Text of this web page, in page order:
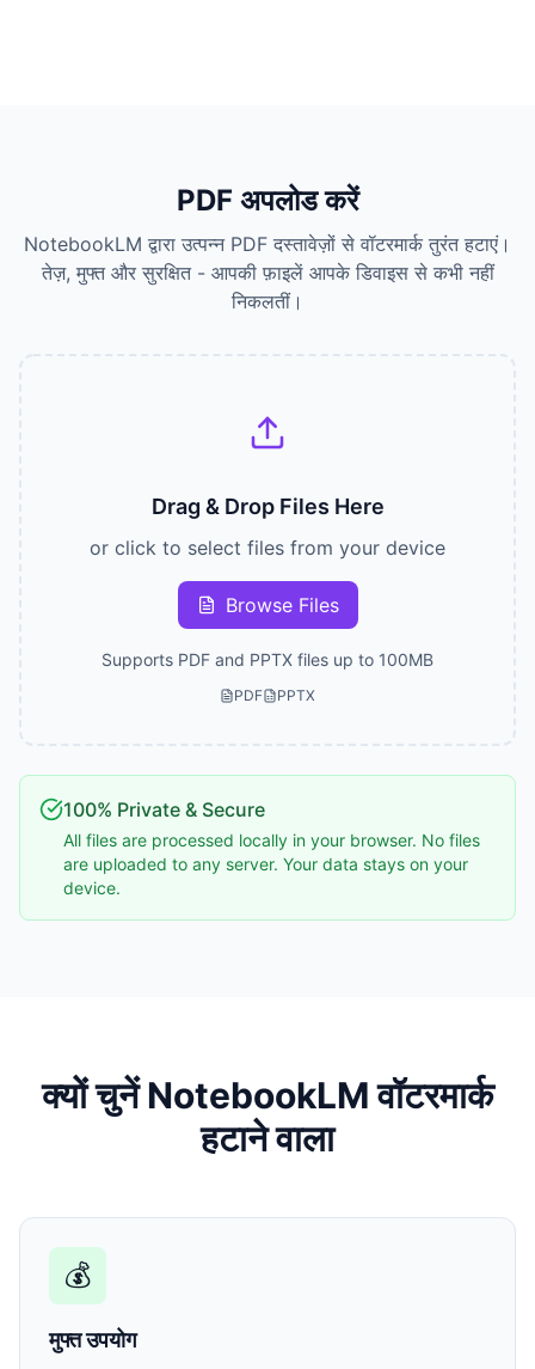
PDF अपलोड करें
NotebookLM द्वारा उत्पन्न PDF दस्तावेज़ों से वॉटरमार्क तुरंत हटाएं।
तेज़, मुफ्त और सुरक्षित - आपकी फ़ाइलें आपके डिवाइस से कभी नहीं
निकलतीं।
Drag & Drop Files Here
or click to select files from your device
Browse Files
Supports PDF and PPTX files up to 100MB
PDF PPTX
100% Private & Secure
All files are processed locally in your browser. No files
are uploaded to any server. Your data stays on your
device.
क्यों चुनें NotebookLM वॉटरमार्क
हटाने वाला
💰
मुफ्त उपयोग